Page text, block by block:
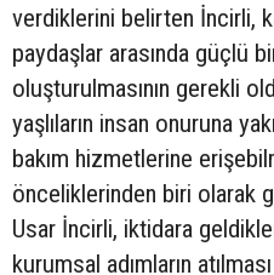
verdiklerini belirten İncirli,
paydaşlar arasında güçlü
oluşturulmasının gerekli
yaşlıların insan onuruna
bakım hizmetlerine
önceliklerinden biri olarak
Usar İncirli, iktidara
kurumsal adımların